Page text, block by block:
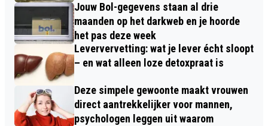
Jouw Bol-gegevens staan al drie
maanden op het darkweb en je hoorde
het pas deze week
Leververvetting: wat je lever écht sloopt
– en wat alleen loze detoxpraat is
Deze simpele gewoonte maakt vrouwen
direct aantrekkelijker voor mannen,
psychologen leggen uit waarom